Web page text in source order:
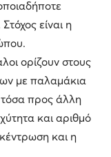
είναι η
ορίζουν στους
με παλαμάκια
προς άλλη
και αριθμό
και η